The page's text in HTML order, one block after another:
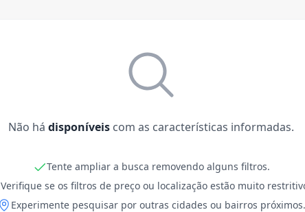
Não há disponíveis com as características informadas.
Tente ampliar a busca removendo alguns filtros.
Verifique se os filtros de preço ou localização estão muito
Experimente pesquisar por outras cidades ou bairros próximos.